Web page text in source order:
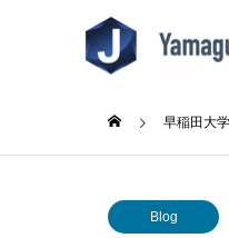
About Us
早稲田大
Blog